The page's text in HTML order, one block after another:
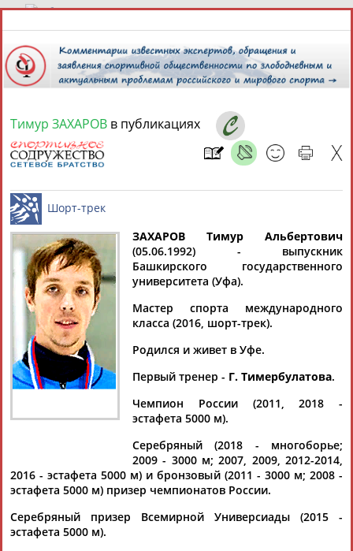
8 августа 2026 года,19:41
Найдено: 13181 Расширенный поиск
Аслаудин
АБАЕВ
Елена
АБАИМОВА
Мария
АБАКУМОВА
Юлия
АБАЛАКИНА
Дмитрий
АБАРЕНОВ
Тамилла
АБАСОВА
Рамазан
АБАЧАРАЕВ
Ростом
АБАШИДЗЕ
БУЛАТОВА
Татьяна
АББЯСОВА
Акжана
АБДИКАРИМОВА
Артур
АБДРАХМАНОВ
Тимур ЗАХАРОВ в публикациях
Шорт-трек
ЗАХАРОВ Тимур Альбертович
(05.06.1992) - выпускник
Башкирского государственного
университета (Уфа).
Мастер спорта международного
класса (2016, шорт-трек).
Родился и живет в Уфе.
Первый тренер - Г. Тимербулатова.
Чемпион России (2011, 2018 -
эстафета 5000 м).
Серебряный (2018 - многоборье;
2009 - 3000 м; 2007, 2009, 2012-2014,
2016 - эстафета 5000 м) и бронзовый (2011 - 3000 м; 2008 -
эстафета 5000 м) призер чемпионатов России.
Серебряный призер Всемирной Универсиады (2015 -
эстафета 5000 м).